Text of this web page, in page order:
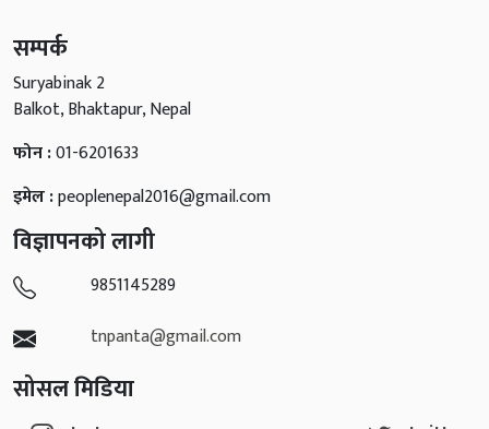
सम्पर्क
Suryabinak 2
Balkot, Bhaktapur, Nepal
फोन :01-6201633
इमेल :peoplenepal2016@gmail.com
विज्ञापनको लागी
9851145289
tnpanta@gmail.com
सोसल मिडिया